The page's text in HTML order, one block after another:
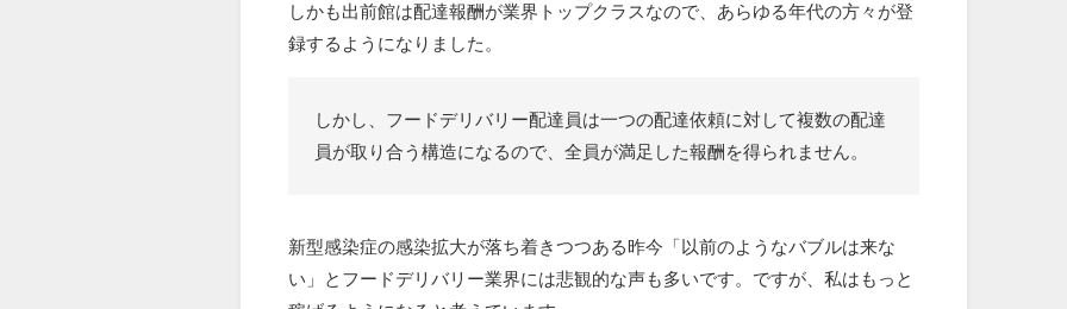
しかも出前館は配達報酬が業界トップクラスなので、あらゆる年代の方々が登
録するようになりました。
しかし、フードデリバリー配達員は一つの配達依頼に対して複数の配達
員が取り合う構造になるので、全員が満足した報酬を得られません。
新型感染症の感染拡大が落ち着きつつある昨今「以前のようなバブルは来な
い」とフードデリバリー業界には悲観的な声も多いです。ですが、私はもっと